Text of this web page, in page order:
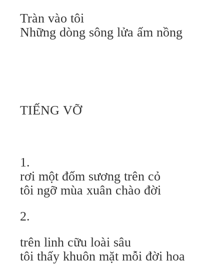
Tràn vào tôi
Những dòng sông lửa ấm nồng
TIẾNG VỠ
1.
rơi một đốm sương trên cỏ
tôi ngỡ mùa xuân chào đời
2.
trên linh cữu loài sâu
tôi thấy khuôn mặt mỗi đời hoa